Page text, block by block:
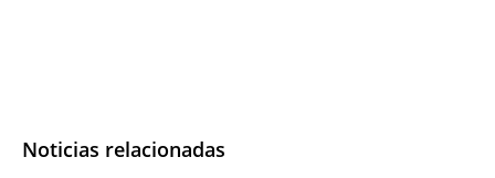
Noticias relacionadas